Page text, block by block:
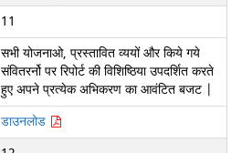
11
सभी योजनाओ, प्रस्तावित व्ययों और किये गये
संवितरर्नो पर रिपोर्ट की विशिष्ठिया उपदर्शित करते
हुए अपने प्रत्येक अभिकरण का आवंटित बजट |
डाउनलोड